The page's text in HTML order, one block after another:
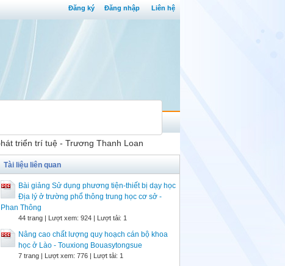
Đăng ký Đăng nhập Liên hệ
triển trí tuệ - Trương Thanh Loan
Tài liệu liên quan
Bài giảng Sử dụng phương tiện-thiết bị dạy học
Địa lý ở trường phổ thông trung học cơ sở -
Phan Thông
44 trang | Lượt xem: 924 | Lượt tải: 1
Nâng cao chất lượng quy hoạch cán bộ khoa
học ở Lào - Touxiong Bouasytongsue
7 trang | Lượt xem: 776 | Lượt tải: 1